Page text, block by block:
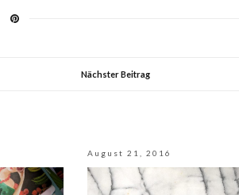
Nächster Beitrag
August 21, 2016